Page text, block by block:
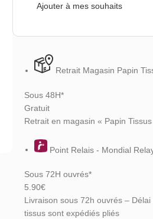
Ajouter à mes souhaits
Retrait Magasin Papin
Sous 48H*
Gratuit
Retrait en magasin « Papin
Point Relais - Mondial
Sous 72H ouvrés*
5.90€
Livraison sous 72h ouvrés –
tissus sont expédiés pliés